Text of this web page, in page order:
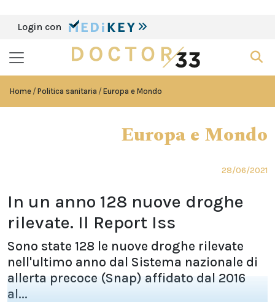
Login con
Home Politica sanitaria Europa e Mondo
Europa e Mondo
28/06/2021
In un anno 128 nuove droghe
rilevate. Il Report Iss
Sono state 128 le nuove droghe rilevate
nell'ultimo anno dal Sistema nazionale di
allerta precoce (Snap) affidato dal 2016
al...